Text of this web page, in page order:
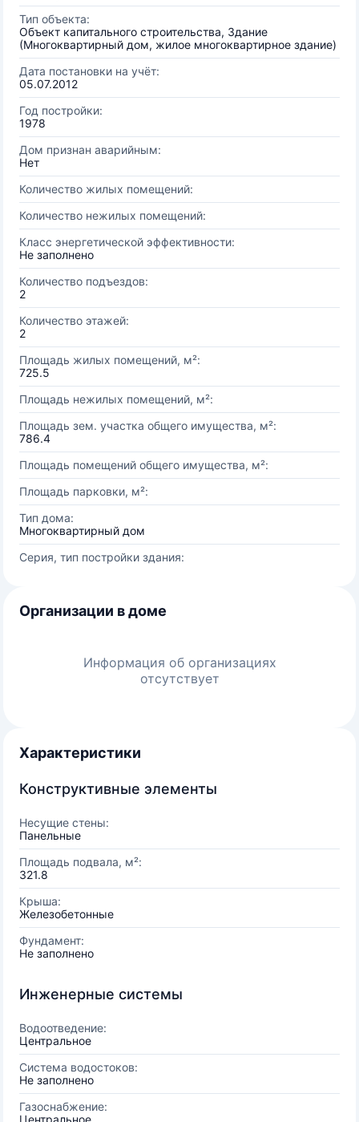
Тип объекта:
Объект капитального строительства, Здание
(Многоквартирный дом, жилое многоквартирное здание)
Дата постановки на учёт:
05.07.2012
Год постройки:
1978
Дом признан аварийным:
Нет
Количество жилых помещений:
Количество нежилых помещений:
Класс энергетической эффективности:
Не заполнено
Количество подъездов:
2
Количество этажей:
2
Площадь жилых помещений, м²:
725.5
Площадь нежилых помещений, м²:
Площадь зем. участка общего имущества, м²:
786.4
Площадь помещений общего имущества, м²:
Площадь парковки, м²:
Тип дома:
Многоквартирный дом
Серия, тип постройки здания:
Организации в доме
Информация об организациях
отсутствует
Характеристики
Конструктивные элементы
Несущие стены:
Панельные
Площадь подвала, м²:
321.8
Крыша:
Железобетонные
Фундамент:
Не заполнено
Инженерные системы
Водоотведение:
Центральное
Система водостоков:
Не заполнено
Газоснабжение:
Центральное